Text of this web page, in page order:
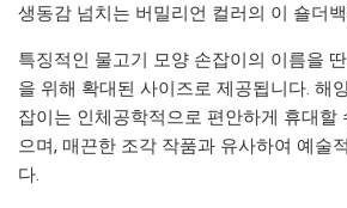
생동감 넘치는 버밀리언 컬러의 이 숄더
특징적인 물고기 모양 손잡이의 이름을
을 위해 확대된 사이즈로 제공됩니다. 해
잡이는 인체공학적으로 편안하게 휴대할
으며, 매끈한 조각 작품과 유사하여 예술
다.